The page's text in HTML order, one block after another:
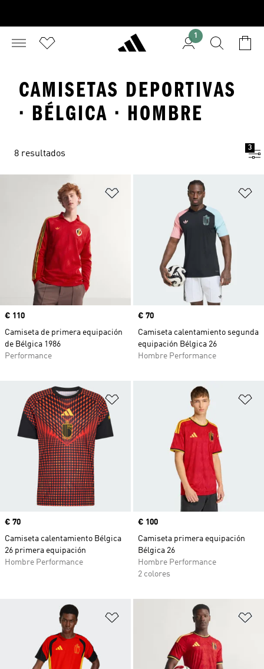
1
CAMISETAS DEPORTIVAS
· BÉLGICA · HOMBRE
8 resultados
3
Añadir a la lista de deseos
Precio
€ 110
Camiseta de primera equipación
de Bélgica 1986
Performance
Precio
€ 70
Camiseta calentamiento segunda
equipación Bélgica 26
Hombre Performance
Añadir a la lista de deseos
Precio
€ 70
Camiseta calentamiento Bélgica
26 primera equipación
Hombre Performance
Precio
€ 100
Camiseta primera equipación
Bélgica 26
Hombre Performance
2 colores
Añadir a la lista de deseos